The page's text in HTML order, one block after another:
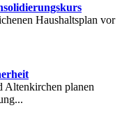
Haushaltsplan vor
Altenkirchen planen